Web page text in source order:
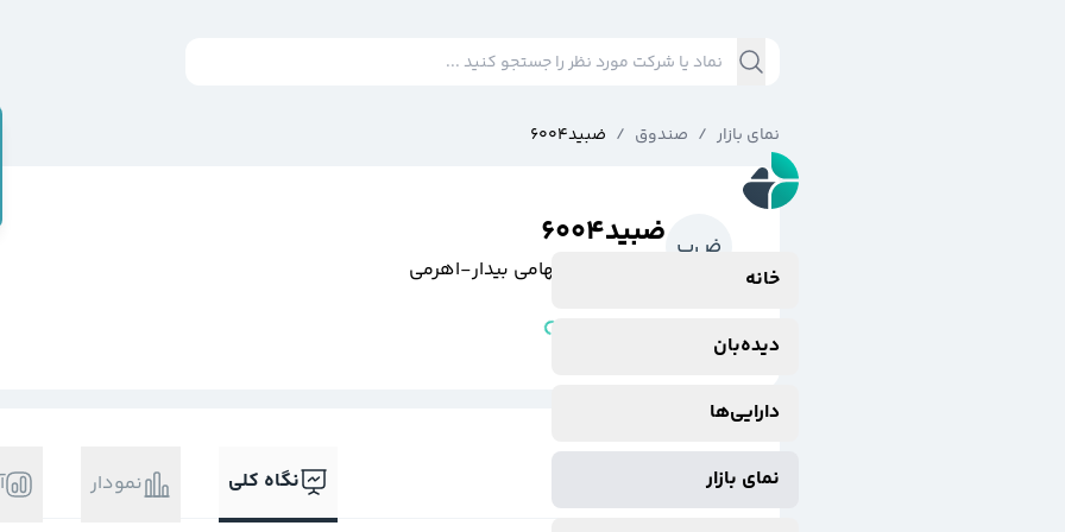
خانه
دیده‌بان
دارایی‌ها
نمای بازار
نمای بازار / صندوق / ضبيد6004
ضب ضبيد6004
صندوق س سهامي بيدار-اهرمي
نگاه کلی نمودار